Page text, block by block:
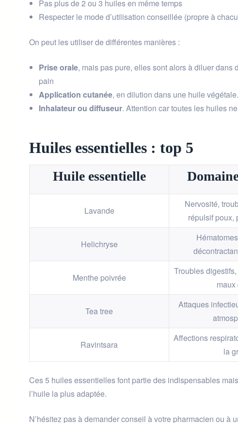
Pas plus de 2 ou 3 huiles en même temps
Respecter le mode d’utilisation conseillée (propre à
On peut les utiliser de différentes manières :
Prise orale, mais pas pure, elles sont alors à diluer dans
pain
Application cutanée, en dilution dans une huile
Inhalateur ou diffuseur. Attention car toutes les huiles
Huiles essentielles : top 5
Huile essentielle
Lavande
Nervosité,
répulsif poux,
Helichryse
Menthe poivrée
Troubles
maux
Tea tree
Attaques
Ravintsara
Affections
la
Ces 5 huiles essentielles font partie des indispensables
l’huile la plus adaptée.
N’hésitez pas à demander conseil à votre pharmacien ou à